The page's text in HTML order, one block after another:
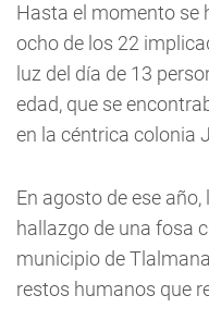
Hasta el momento se
ocho de los 22
luz del día de 13
edad, que se
en la céntrica colonia
En agosto de ese
hallazgo de una fosa
municipio de
restos humanos que